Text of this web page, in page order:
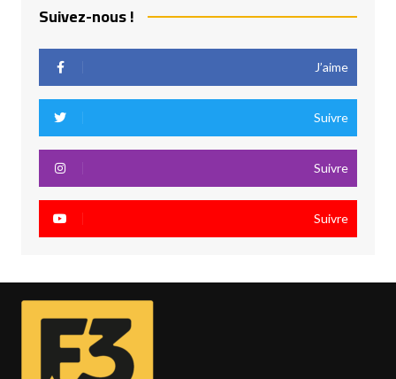
Suivez-nous !
J’aime
Suivre
Suivre
Suivre